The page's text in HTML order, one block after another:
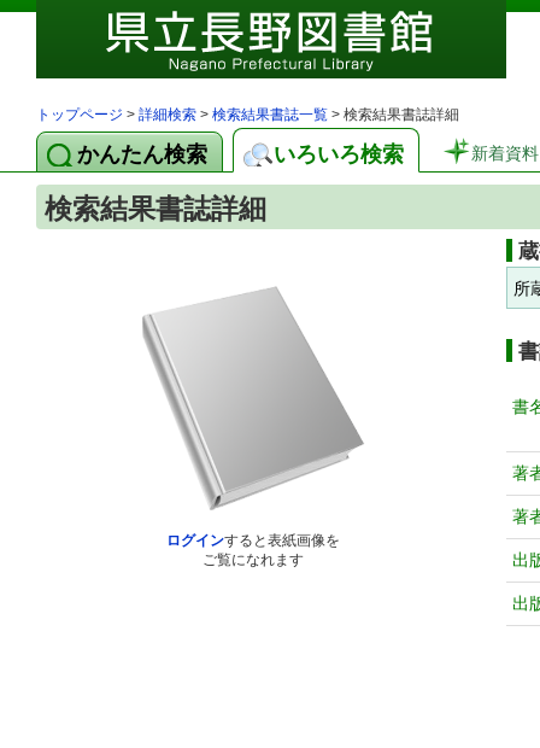
トップページ > 詳細検索 > 検索結果書誌一覧 > 検索結果書誌詳細
かんたん検索 いろいろ検索 新着資料
検索結果書誌詳細
ログインすると表紙画像を
ご覧になれます
所
書
著
著
出
出